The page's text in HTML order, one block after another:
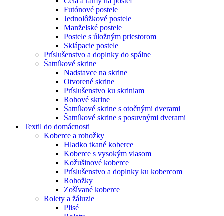
Futónové postele
Jednolôžkové postele
Manželské postele
Postele s úložným priestorom
Sklápacie postele
Príslušenstvo a doplnky do spálne
Šatníkové skrine
Nadstavce na skrine
Otvorené skrine
Príslušenstvo ku skriniam
Rohové skrine
Šatníkové skrine s otočnými dverami
Šatníkové skrine s posuvnými dverami
Textil do domácnosti
Koberce a rohožky
Hladko tkané koberce
Koberce s vysokým vlasom
Kožušinové koberce
Príslušenstvo a doplnky ku kobercom
Rohožky
Zošívané koberce
Rolety a žáluzie
Plisé